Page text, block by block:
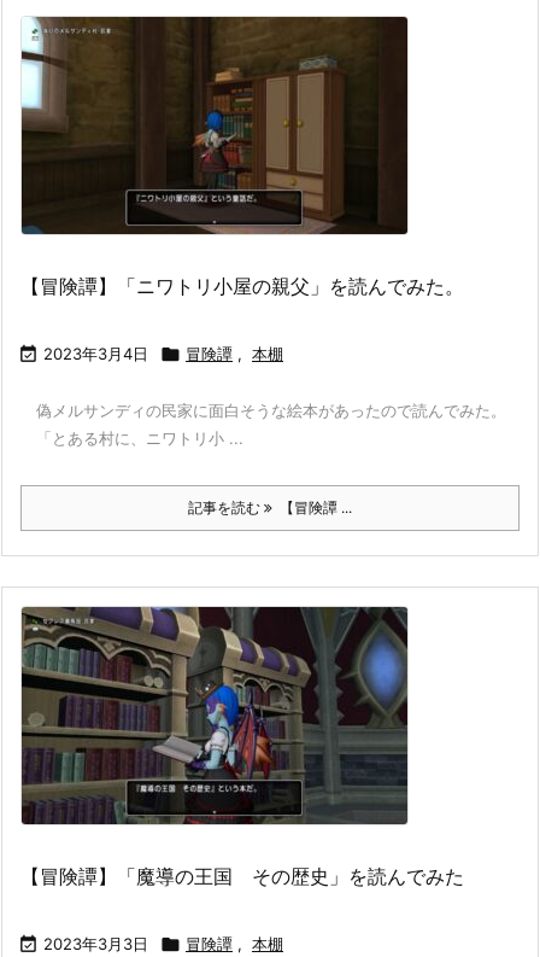
【冒険譚】「ニワトリ小屋の親父」を読んでみた。
 2023年3月4日  冒険譚 , 本棚
偽メルサンディの民家に面白そうな絵本があったので読んでみた。
「とある村に、ニワトリ小 ...
記事を読む 【冒険譚 ...
【冒険譚】「魔導の王国 その歴史」を読んでみた
 2023年3月3日  冒険譚 , 本棚